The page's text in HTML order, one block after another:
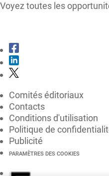
Voyez toutes les
Comités éditoriaux
Contacts
Conditions d'utilisation
Politique de
Publicité
PARAMÈTRES DES COOKIES